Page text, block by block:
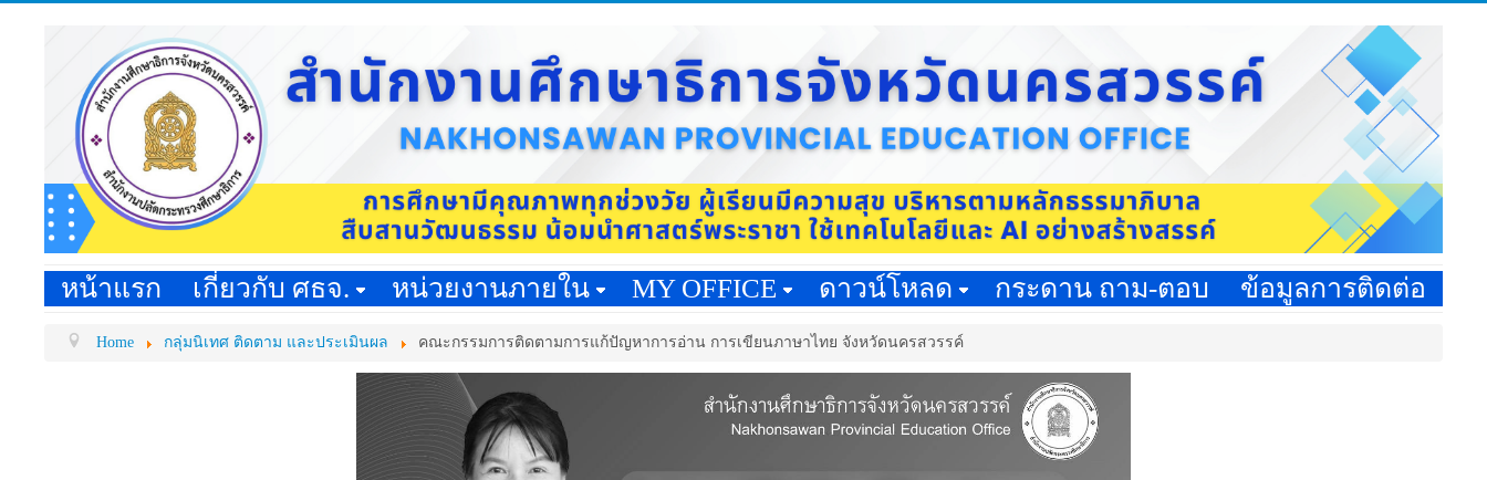
หน้าแรก เกี่ยวกับ ศธจ. หน่วยงานภายใน MY OFFICE ดาวน์โหลด กระดาน ถาม-ตอบ ข้อมูลการติดต่อ
Home กลุ่มนิเทศ ติดตาม และประเมินผล คณะกรรมการติดตามการแก้ปัญหาการอ่าน การเขียนภาษาไทย จังหวัดนครสวรรค์